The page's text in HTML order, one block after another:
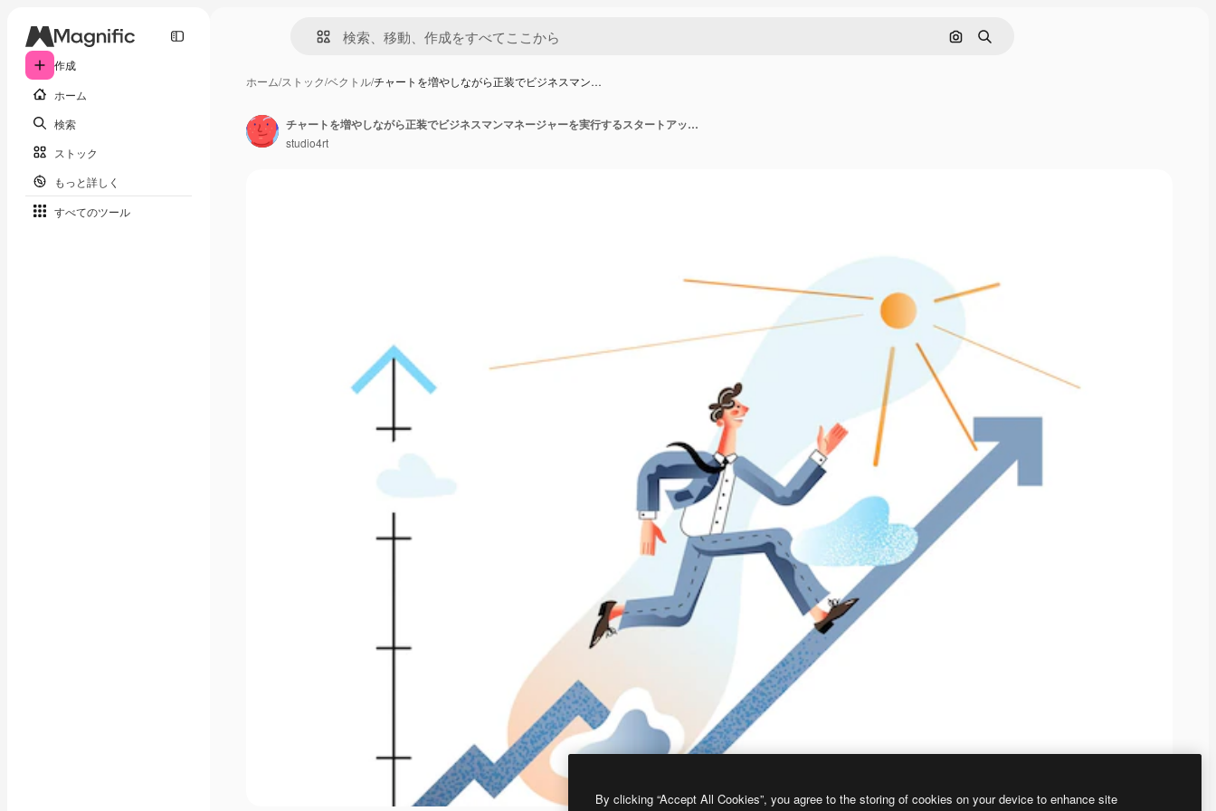
作成
ホーム
検索
ストック
もっと詳しく
すべてのツール
画像で検索
検索
ホーム/ストック/ベクトル/チャートを増やしながら正装でビジネスマン…
チャートを増やしながら正装でビジネスマンマネージャーを実行するスタートアップの立ち上げのキャリア昇進の成功
studio4rt
By clicking “Accept All Cookies”, you agree to the storing of cookies on your device to enhance site